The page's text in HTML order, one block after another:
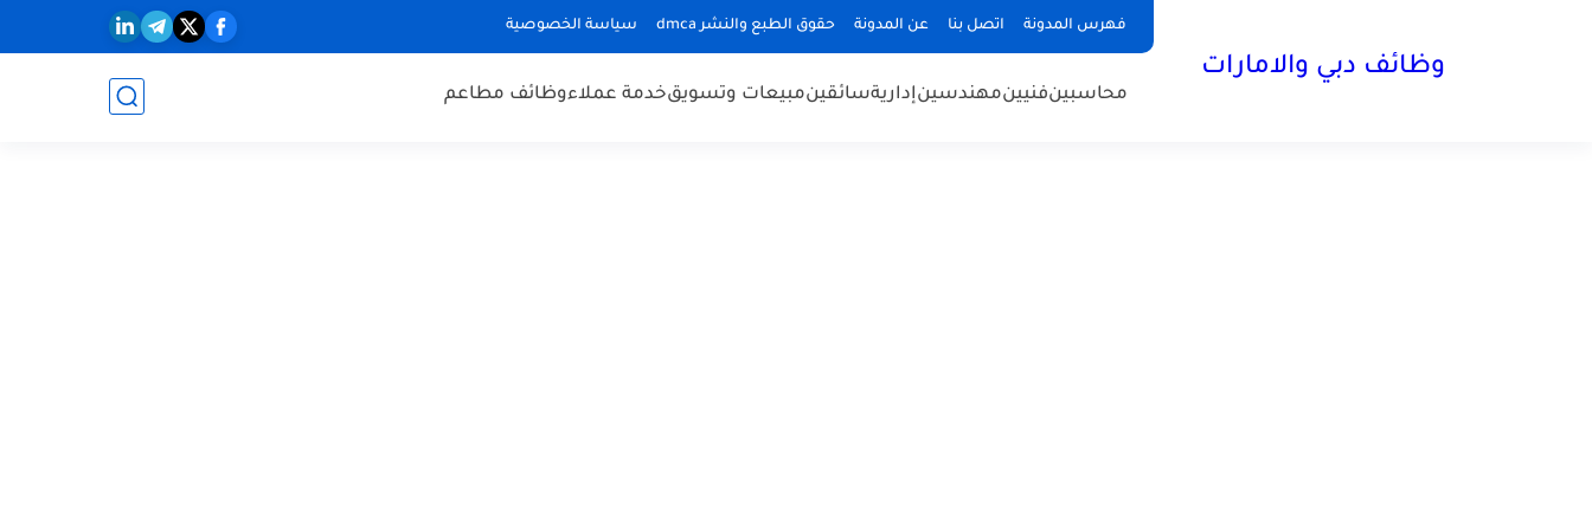
فهرس المدونة اتصل بنا عن المدونة حقوق الطبع والنشر dmca سياسة الخصوصية
وظائف دبي والامارات
محاسبينفنيينمهندسينإداريةسائقينمبيعات وتسويقخدمة عملاءوظائف مطاعم